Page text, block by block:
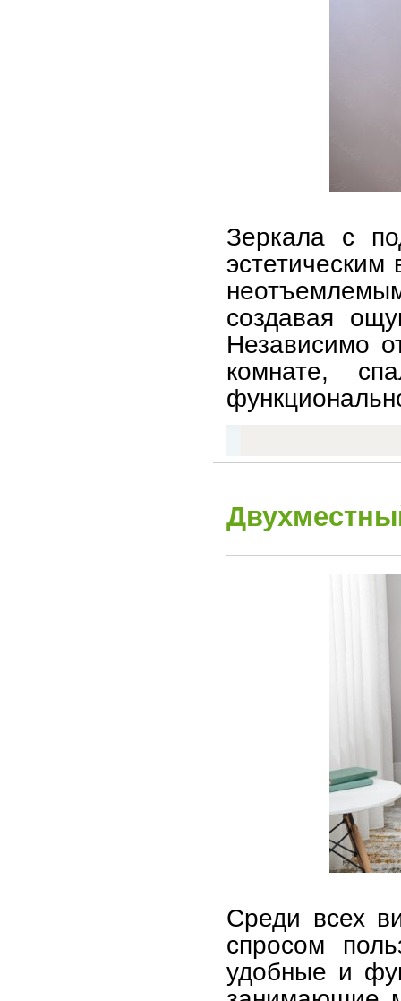
Зеркала с
создавая
Независимо
комнате,
Среди всех
спросом
удобные и